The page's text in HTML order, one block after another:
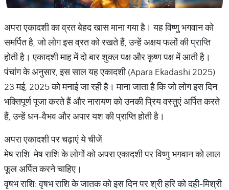
अपरा एकादशी का व्रत बेहद खास माना गया है। यह विष्णु भगवान को
समर्पित है, जो लोग इस व्रत को रखते हैं, उन्हें अक्षय फलों की प्राप्ति
होती है। एकादशी माह में दो बार शुक्ल पक्ष और कृष्ण पक्ष में आती है।
पंचांग के अनुसार, इस साल यह एकादशी (Apara Ekadashi 2025)
23 मई, 2025 को मनाई जा रही है। माना जाता है कि जो लोग इस दिन
भक्तिपूर्ण पूजा करते हैं और नारायण को उनकी प्रिय वस्तुएं अर्पित करते
हैं, उन्हें धन-वैभव और अपार यश की प्राप्ति होती है।
अपरा एकादशी पर चढ़ाएं ये चीजें
मेष राशि: मेष राशि के लोगों को अपरा एकादशी पर विष्णु भगवान को लाल
फूल अर्पित करने चाहिए।
वृषभ राशि: वृषभ राशि के जातक को इस दिन पर श्री हरि को दही-मिश्री